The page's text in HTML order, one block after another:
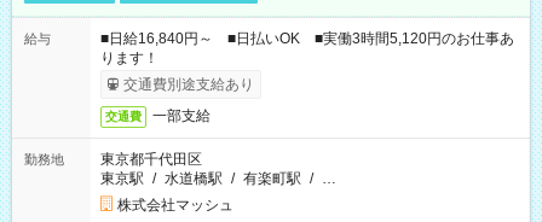
給与
■日給16,840円～ ■日払いOK ■実働3時間5,120円のお仕事あ
ります！
交通費別途支給あり
交通費 一部支給
勤務地
東京都千代田区
東京駅 / 水道橋駅 / 有楽町駅 / …
株式会社マッシュ